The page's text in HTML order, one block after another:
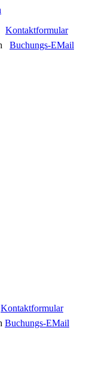
Kontaktformular
Buchungs-EMail
Kontaktformular
Buchungs-EMail